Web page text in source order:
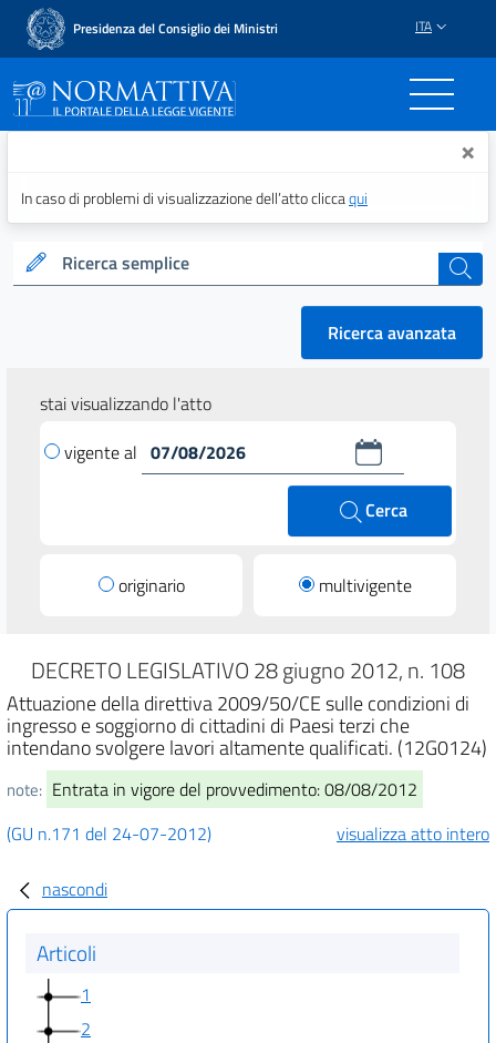
Presidenza del Consiglio dei Ministri ITA
Normattiva - Il portale ×
In caso di problemi di visualizzazione dell’atto cliccaqui
Ricerca semplice cerca
Ricerca avanzata
stai visualizzando l'atto
vigente al
Cerca
originario multivigente
DECRETO LEGISLATIVO 28 giugno 2012, n. 108
Attuazione della direttiva 2009/50/CE sulle condizioni di
ingresso e soggiorno di cittadini di Paesi terzi che
intendano svolgere lavori altamente qualificati. (12G0124)
note: Entrata in vigore del provvedimento: 08/08/2012
(GU n.171 del 24-07-2012)
visualizza atto intero
nascondi
Articoli
1
2